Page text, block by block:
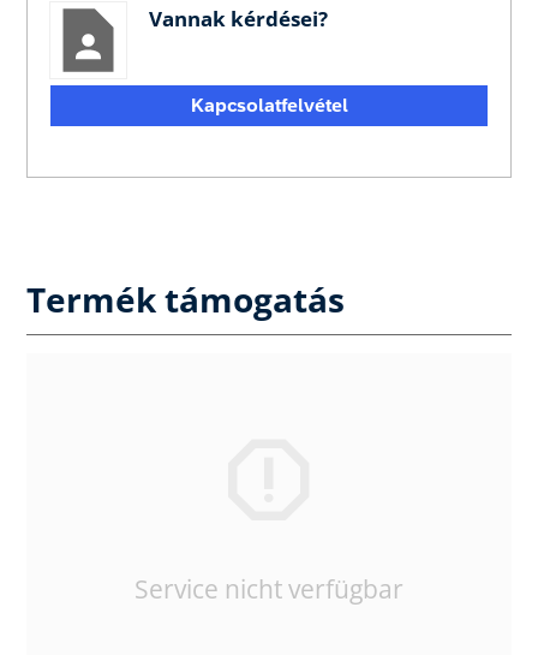
Vannak kérdései?
Kapcsolatfelvétel
Termék támogatás
Service nicht verfügbar